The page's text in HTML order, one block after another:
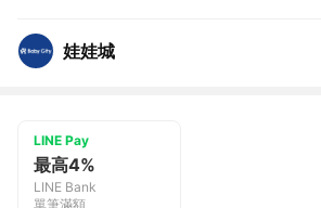
娃娃城
LINE Pay
最高4%
LINE Bank
單筆滿額